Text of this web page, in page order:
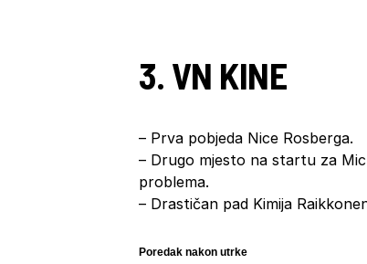
3. VN KINE
– Prva pobjeda Nice Rosberga.
– Drugo mjesto na startu za
problema.
– Drastičan pad Kimija
Poredak nakon utrke